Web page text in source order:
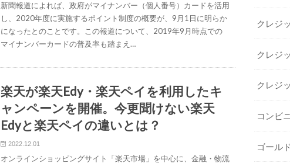
新聞報道によれば、政府がマイナンバー（個人番号）カードを活用
し、2020年度に実施するポイント制度の概要が、9月1日に明らか
になったとのことです。この報道について、2019年9月時点での
マイナンバーカードの普及率も踏まえ…
楽天が楽天Edy・楽天ペイを利用したキ
ャンペーンを開催。今更聞けない楽天
Edyと楽天ペイの違いとは？
2022.12.01
オンラインショッピングサイト「楽天市場」を中心に、金融・物流
クレジ
クレジ
クレジ
コンビ
ゴール